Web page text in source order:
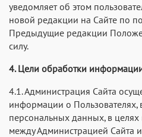
уведомляет об этом
новой редакции на Сайте по
Предыдущие редакции
силу.
4. Цели обработки
4.1. Администрация Сайта
информации о Пользователях,
персональных данных, в целях
между Администрацией Сайта